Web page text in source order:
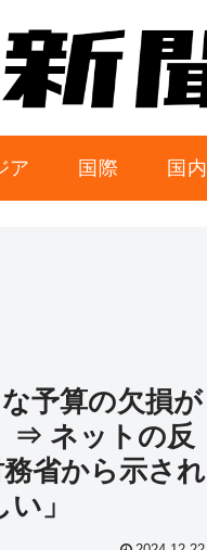
ア 国際 国内
予算の欠損が
⇒ ネットの反
省から示され
」